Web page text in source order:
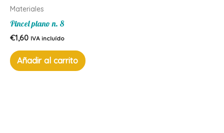
Materiales
Pincel plano n. 8
€1,60 IVA incluído
Añadir al carrito